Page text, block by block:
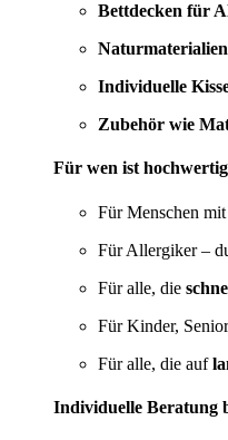
Bettdecken für
Individuelle
Zubehör wie
Für wen ist
Für Menschen mit
Für Allergiker –
Für alle, die
Für Kinder,
Für alle, die auf
Individuelle Beratung